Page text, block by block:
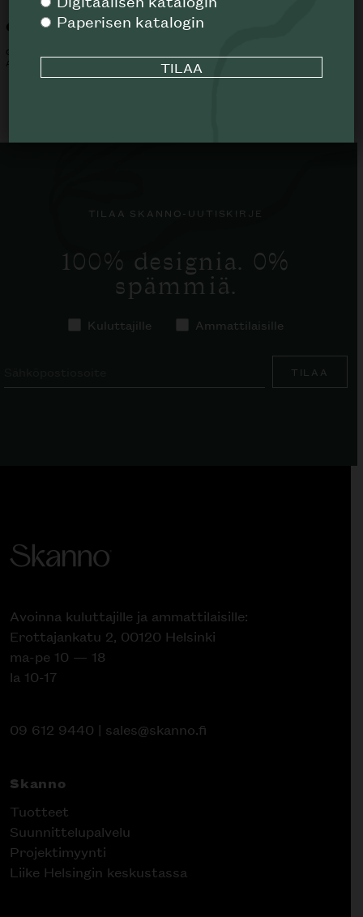
Carver ruokapöytä
ALK. 6185€
Cradle aurinkotuoli
ALK.17689€
TILAA SKANNO-UUTISKIRJE
100% designia. 0%
spämmiä.
Kuluttajille Ammattilaisille
TILAA
Avoinna kuluttajille ja ammattilaisille:
Erottajankatu 2, 00120 Helsinki
ma-pe 10 — 18
la 10-17
09 612 9440 | sales@skanno.fi
Skanno
Tuotteet
Suunnittelupalvelu
Projektimyynti
Liike Helsingin keskustassa
Paperisen katalogin